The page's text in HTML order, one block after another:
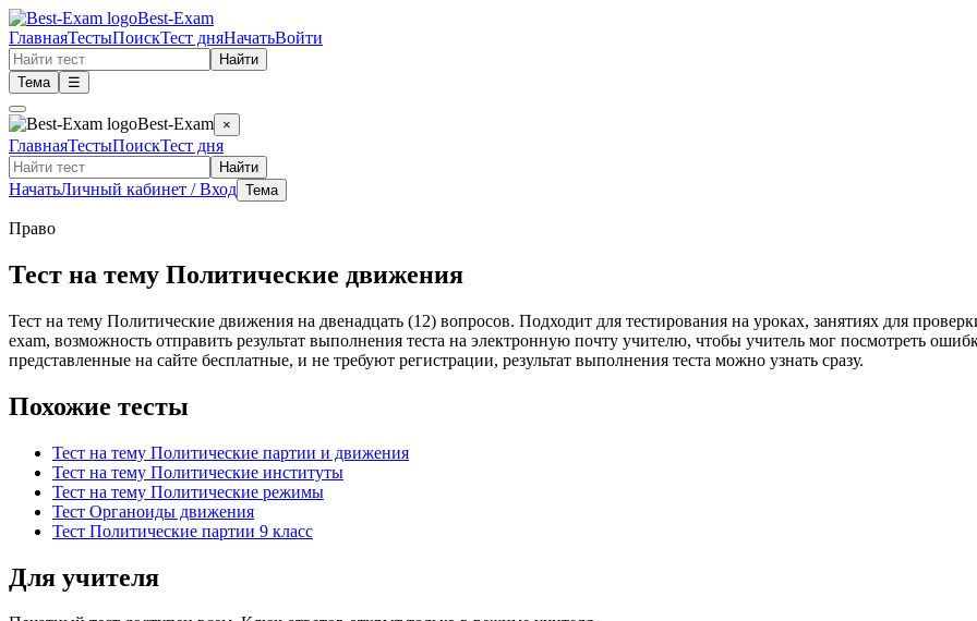
Best-Exam
ГлавнаяТестыПоискТест дняНачатьВойти
Найти
Тема
☰
Best-Exam ×
ГлавнаяТестыПоискТест дня
Найти
НачатьЛичный кабинет / Вход Тема
Право
Тест на тему Политические движения
Тест на тему Политические движения на двенадцать (12) вопросов. Подходит для тестирования на уроках, занятиях для
exam, возможность отправить результат выполнения теста на электронную почту учителю, чтобы учитель мог посмотреть
представленные на сайте бесплатные, и не требуют регистрации, результат выполнения теста можно узнать сразу.
Похожие тесты
Тест на тему Политические партии и движения
Тест на тему Политические институты
Тест на тему Политические режимы
Тест Органоиды движения
Тест Политические партии 9 класс
Для учителя